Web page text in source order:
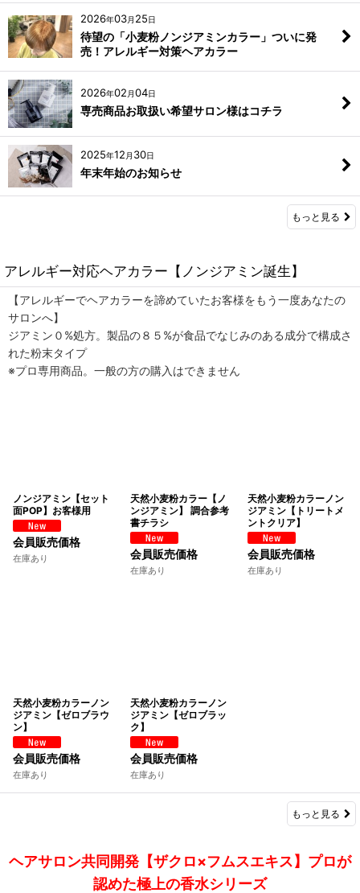
2026年03月 25日
待望の「小麦粉ノンジアミンカラー」ついに発
売！アレルギー対策ヘアカラー
2026年02 月04日
専売商品お取扱い希望サロン様はコチラ
2025年12 月 30日
年末年始のお知らせ
もっと見る
アレルギー対応ヘアカラー【ノンジアミン誕生】
【アレルギーでヘアカラーを諦めていたお客様をもう一度あなたの
サロンへ】
ジアミン０%処方。製品の８５%が食品でなじみのある成分で構成さ
れた粉末タイプ
※プロ専用商品。一般の方の購入はできません
ノンジアミン【セット
面POP】お客様用
会員販売価格
在庫あり
天然小麦粉カラー【ノ
ンジアミン】 調合参考
書チラシ
会員販売価格
在庫あり
天然小麦粉カラーノン
ジアミン【トリートメ
ントクリア】
会員販売価格
在庫あり
天然小麦粉カラーノン
ジアミン【ゼロブラウ
ン】
会員販売価格
在庫あり
天然小麦粉カラーノン
ジアミン【ゼロブラッ
ク】
会員販売価格
在庫あり
もっと見る
ヘアサロン共同開発【ザクロ×フムスエキス】プロが
認めた極上の香水シリーズ